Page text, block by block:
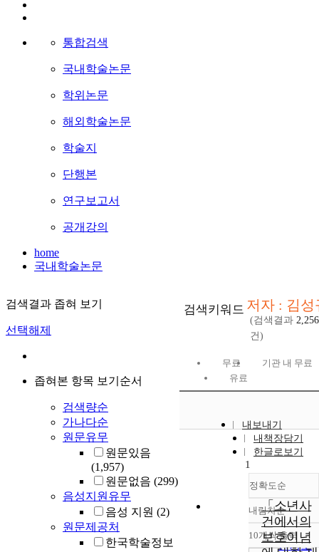
통합검색
국내학술논문
학위논문
해외학술논문
학술지
단행본
연구보고서
공개강의
home
국내학술논문
검색결과 좁혀 보기
선택해제
좁혀본 항목 보기순서
검색량순
가나다순
원문유무
원문있음
(1,957)
원문없음 (299)
음성지원유무
음성 지원 (2)
원문제공처
한국학술정보
검색키워드 저자 : 김성
(검색결과 2,256
건)
무료
기관 내 무료
유료
내보내기
내책장담기
한글로보기
정확도순
정확도
순
인기도
내림차순
내림차
10개씩 출력
1
「소년사
건에서의
보호이념